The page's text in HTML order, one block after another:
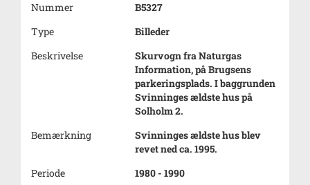
Nummer
B5327
Type
Billeder
Beskrivelse
Skurvogn fra Naturgas
Information, på Brugsens
parkeringsplads. I baggrunden
Svinninges ældste hus på
Solholm 2.
Bemærkning
Svinninges ældste hus blev
revet ned ca. 1995.
Periode
1980 - 1990